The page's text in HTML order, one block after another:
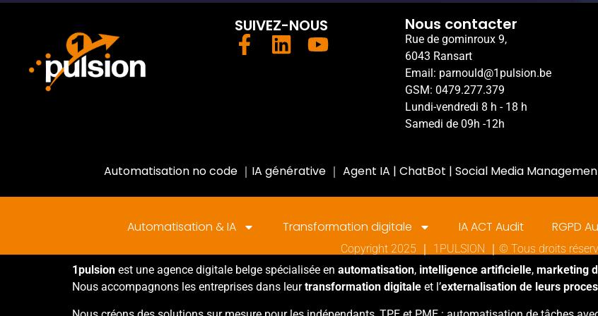
SUIVEZ-NOUS Nous contacter
Rue de gominroux 9,
6043 Ransart
Email: parnould@1pulsion.be
GSM: 0479.277.379
Lundi-vendredi 8 h - 18 h
Samedi de 09h -12h
Automatisation no code ｜ IA générative ｜ Agent IA | ChatBot | Social Media
Automatisation & IA Transformation digitale IA ACT Audit RGPD
Copyright 2025 ｜ 1PULSION ｜© Tous droits
1pulsion est une agence digitale belge spécialisée en automatisation, intelligence artificielle, marketing
Nous accompagnons les entreprises dans leurtransformation digitale et l’externalisation de leurs